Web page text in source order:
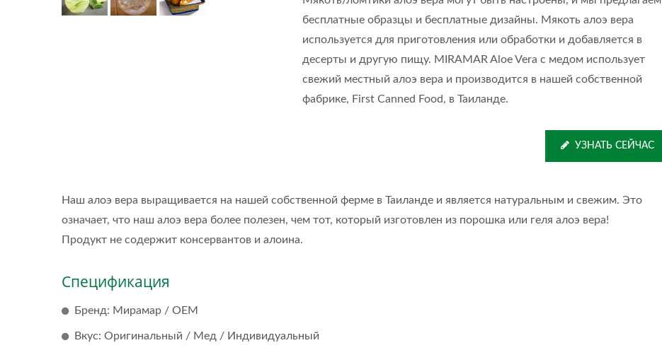
бесплатные образцы и бесплатные дизайны. Мякоть алоэ вера
используется для приготовления или обработки и добавляется в
десерты и другую пищу. MIRAMAR Aloe Vera с медом использует
свежий местный алоэ вера и производится в нашей собственной
фабрике, First Canned Food, в Таиланде.
УЗНАТЬ СЕЙЧАС
Наш алоэ вера выращивается на нашей собственной ферме в Таиланде и является натуральным и свежим. Это
означает, что наш алоэ вера более полезен, чем тот, который изготовлен из порошка или геля алоэ вера!
Продукт не содержит консервантов и алоина.
Спецификация
Бренд: Мирамар / OEM
Вкус: Оригинальный / Мед / Индивидуальный